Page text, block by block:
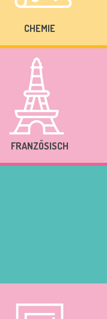
CHEMIE
FRANZÖSISCH